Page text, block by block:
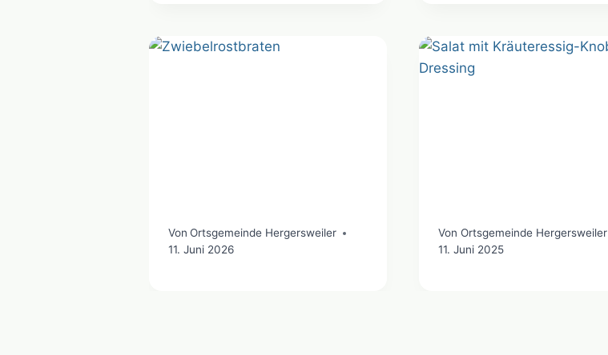
Von Ortsgemeinde Hergersweiler
11. Juni 2026
Von Ortsgemeinde Hergersweiler
11. Juni 2025